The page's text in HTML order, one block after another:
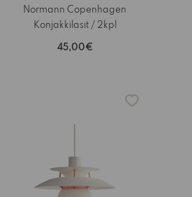
Normann Copenhagen
Konjakkilasit / 2kpl
45,00€